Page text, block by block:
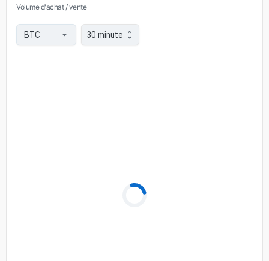
Volume d'achat / vente
30 minute